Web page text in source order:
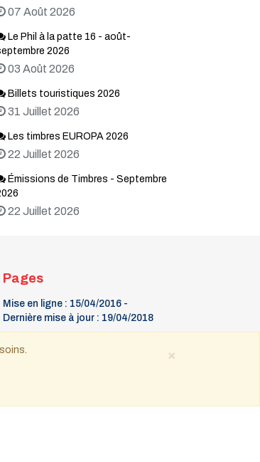
07 Août 2026
Le Phil à la patte 16 - août-
2026
03 Août 2026
Billets touristiques 2026
31 Juillet 2026
Les timbres EUROPA 2026
22 Juillet 2026
Émissions de Timbres - Septembre
22 Juillet 2026
Pages
Mise en ligne : 15/04/2016 -
Dernière mise à jour : 19/04/2018
×